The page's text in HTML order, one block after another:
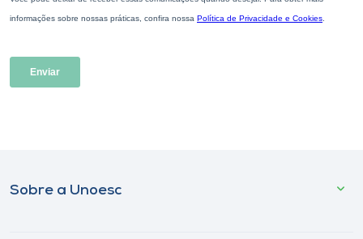
Sobre a Unoesc